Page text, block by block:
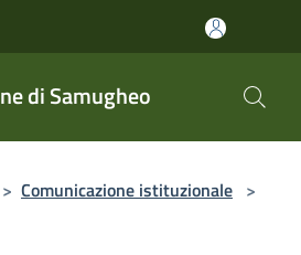
di Samugheo
> Comunicazione istituzionale >